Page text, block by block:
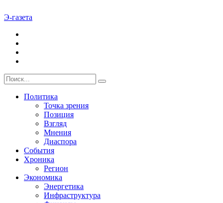
Э-газета
Политика
Точка зрения
Позиция
Взгляд
Мнения
Диаспора
События
Хроника
Регион
Экономика
Энергетика
Инфраструктура